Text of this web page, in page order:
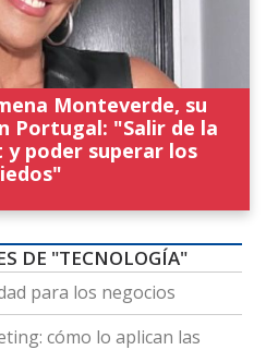
Monteverde, su
Portugal: "Salir de la
poder superar los
DE "TECNOLOGÍA"
para los negocios
cómo lo aplican las